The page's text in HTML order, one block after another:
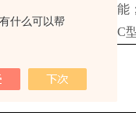
什么可以帮
时控制等多种控制功能
通讯；可选脱扣曲线C